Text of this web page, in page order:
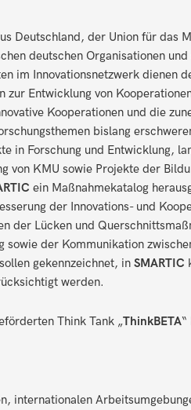
Deutschland, der Union für das
deutschen Organisationen
im Innovationsnetzwerk dienen
zur Entwicklung von
Kooperationen und die
bislang
in Forschung und Entwicklung,
von KMU sowie Projekte der
ein Maßnahmekatalog
der Innovations- und
der Lücken und
der Kommunikation
gekennzeichnet, in SMARTIC
werden.
Think Tank „ThinkBETA“
internationalen